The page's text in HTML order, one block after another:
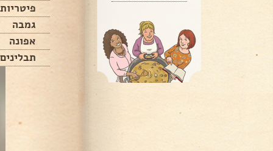
פיטריות
גמבה
אפונה
תבלינים